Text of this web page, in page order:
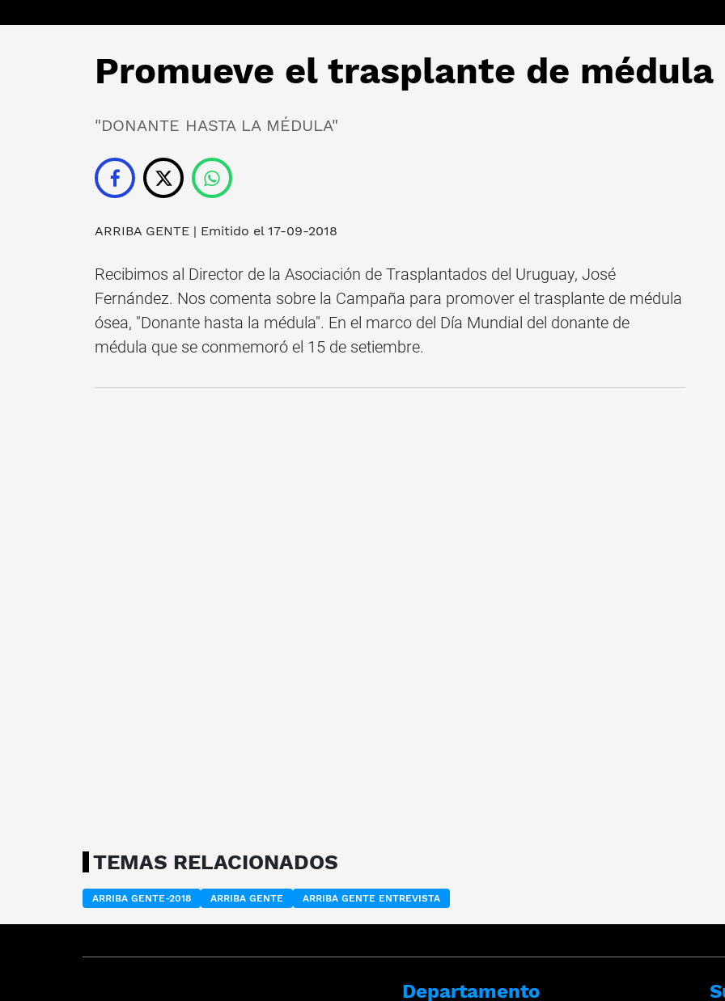
Promueve el trasplante de médula
"DONANTE HASTA LA MÉDULA"
ARRIBA GENTE | Emitido el 17-09-2018
Recibimos al Director de la Asociación de Trasplantados del Uruguay, José
Fernández. Nos comenta sobre la Campaña para promover el trasplante de médula
ósea, "Donante hasta la médula". En el marco del Día Mundial del donante de
médula que se conmemoró el 15 de setiembre.
TEMAS RELACIONADOS
ARRIBA GENTE-2018 ARRIBA GENTE ARRIBA GENTE ENTREVISTA
Departamento